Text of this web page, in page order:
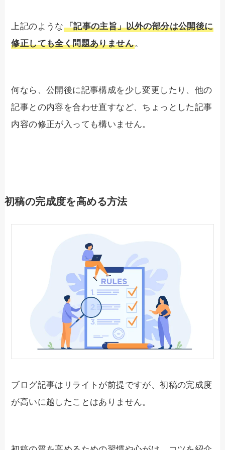
上記のような「記事の主旨」以外の部分は公開後に
修正しても全く問題ありません。
何なら、公開後に記事構成を少し変更したり、他の
記事との内容を合わせ直すなど、ちょっとした記事
内容の修正が入っても構いません。
初稿の完成度を高める方法
ブログ記事はリライトが前提ですが、初稿の完成度
が高いに越したことはありません。